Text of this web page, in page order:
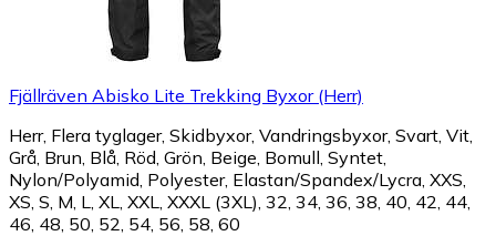
Fjällräven Abisko Lite Trekking Byxor (Herr)
Herr, Flera tyglager, Skidbyxor, Vandringsbyxor, Svart, Vit,
Grå, Brun, Blå, Röd, Grön, Beige, Bomull, Syntet,
Nylon/Polyamid, Polyester, Elastan/Spandex/Lycra, XXS,
XS, S, M, L, XL, XXL, XXXL (3XL), 32, 34, 36, 38, 40, 42, 44,
46, 48, 50, 52, 54, 56, 58, 60